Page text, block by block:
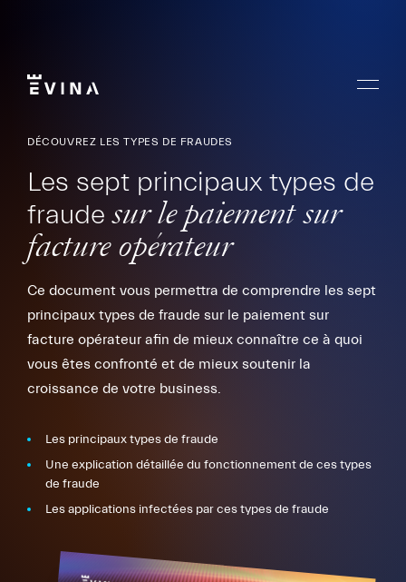
Menu
EN
DÉCOUVREZ LES TYPES DE FRAUDES
Les sept principaux types de
fraudesur le paiement sur
facture opérateur
Ce document vous permettra de comprendre les sept
principaux types de fraude sur le paiement sur
facture opérateur afin de mieux connaître ce à quoi
vous êtes confronté et de mieux soutenir la
croissance de votre business.
Les principaux types de fraude
Une explication détaillée du fonctionnement de ces types
de fraude
Les applications infectées par ces types de fraude